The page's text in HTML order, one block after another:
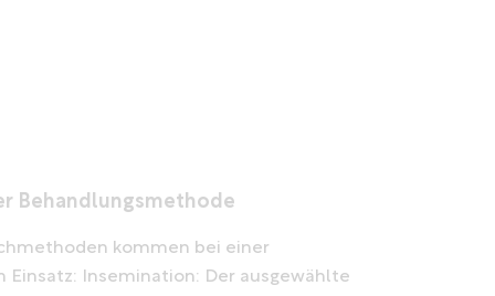
Behandlungsmethode
kommen bei einer
Einsatz: Insemination: Der ausgewählte